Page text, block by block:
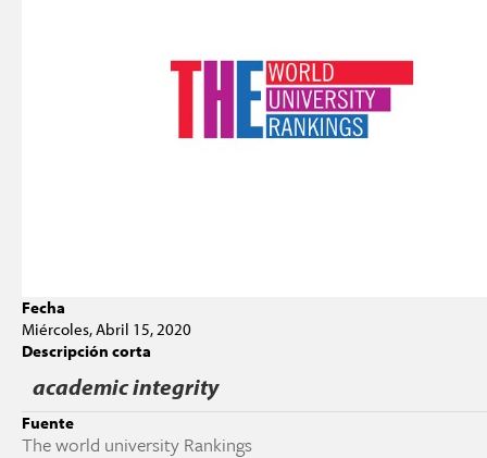
Fecha
Miércoles, Abril 15, 2020
Descripción corta
academic integrity
Fuente
The world university Rankings